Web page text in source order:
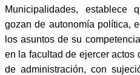
Municipalidades, establece
gozan de autonomía política,
los asuntos de su
en la facultad de ejercer actos
de administración, con